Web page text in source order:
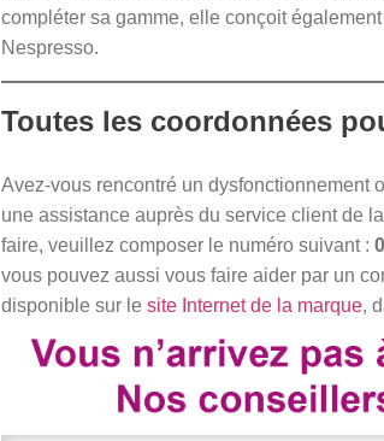
compléter sa gamme, elle conçoit
Nespresso.
Toutes les coordonnées
Avez-vous rencontré un dysfonctionnement
une assistance auprès du service client de
faire, veuillez composer le numéro suivant :
vous pouvez aussi vous faire aider par un
disponible sur le site Internet de la marque,